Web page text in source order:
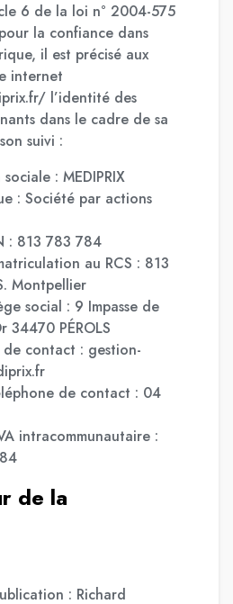
6 de la loi n° 2004-575
la confiance dans
il est précisé aux
internet
l’identité des
dans le cadre de sa
suivi :
: MEDIPRIX
: Société par actions
: 813 783 784
au RCS : 813
Montpellier
social : 9 Impasse de
34470 PÉROLS
de contact : gestion-
de contact : 04
intracommunautaire :
de la
: Richard